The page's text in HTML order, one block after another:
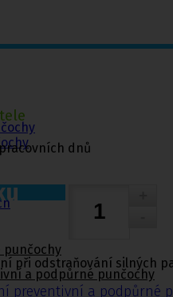
a podpůrné punčochy
preventivní a podpůrné
dnů
při odstraňování silných